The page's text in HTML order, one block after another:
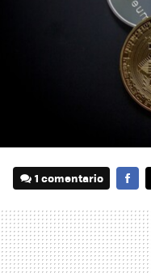
1 comentario